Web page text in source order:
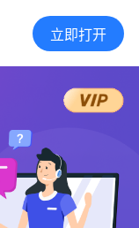
立即打开